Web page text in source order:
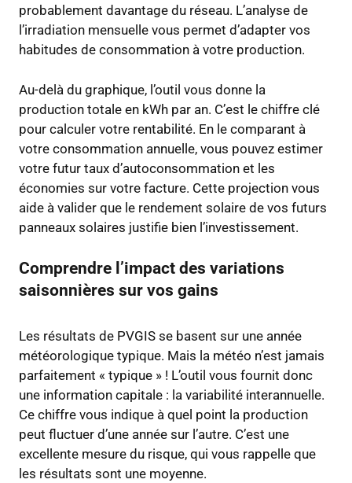
probablement davantage du réseau. L’analyse de
l’irradiation mensuelle vous permet d’adapter vos
habitudes de consommation à votre production.
Au-delà du graphique, l’outil vous donne la
production totale en kWh par an. C’est le chiffre clé
pour calculer votre rentabilité. En le comparant à
votre consommation annuelle, vous pouvez estimer
votre futur taux d’autoconsommation et les
économies sur votre facture. Cette projection vous
aide à valider que le rendement solaire de vos futurs
panneaux solaires justifie bien l’investissement.
Comprendre l’impact des variations
saisonnières sur vos gains
Les résultats de PVGIS se basent sur une année
météorologique typique. Mais la météo n’est jamais
parfaitement « typique » ! L’outil vous fournit donc
une information capitale : la variabilité interannuelle.
Ce chiffre vous indique à quel point la production
peut fluctuer d’une année sur l’autre. C’est une
excellente mesure du risque, qui vous rappelle que
les résultats sont une moyenne.